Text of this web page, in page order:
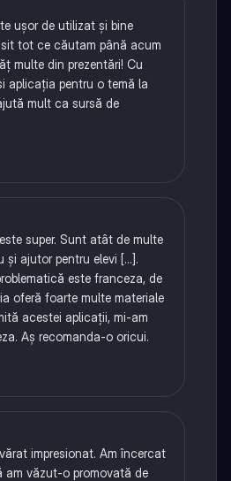
ușor de utilizat și bine
tot ce căutam până acum
multe din prezentări! Cu
aplicația pentru o temă la
mult ca sursă de
super. Sunt atât de multe
și ajutor pentru elevi [...].
este franceza, de
oferă foarte multe materiale
acestei aplicații, mi-am
Aș recomanda-o oricui.
impresionat. Am încercat
am văzut-o promovată de